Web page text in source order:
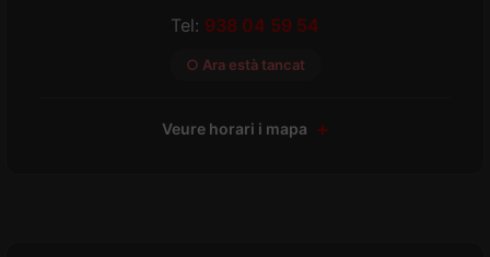
Tel: 938 04 59 54
○ Ara està tancat
Veure horari i mapa